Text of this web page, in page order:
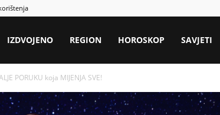
IZDVOJENO REGION HOROSKOP SAVJETI
PORUKU koja MIJENJA SVE!